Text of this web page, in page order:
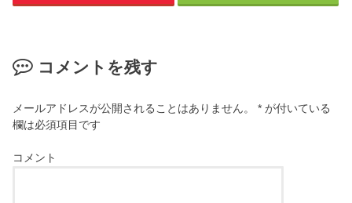
コメントを残す
メールアドレスが公開されることはありません。 * が付いている
欄は必須項目です
コメント